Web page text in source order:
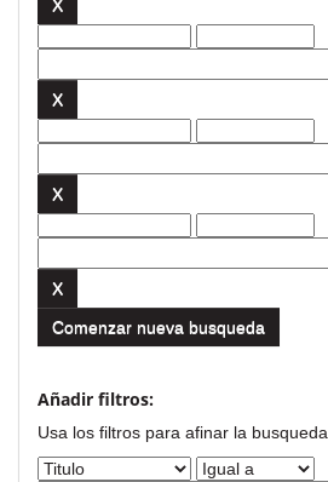
Comenzar nueva busqueda
Añadir filtros:
Usa los filtros para afinar la busqueda.